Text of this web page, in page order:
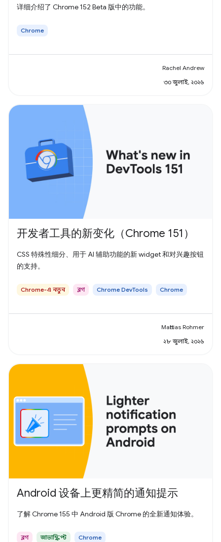
详细介绍了 Chrome 152 Beta 版中的功能。
Chrome
Rachel Andrew
৩০ জুলাই, ২০২৬
开发者工具的新变化（Chrome 151）
CSS 特殊性细分、用于 AI 辅助功能的新 widget 和对兴趣按钮
的支持。
Chrome-এ নতুন ব্লগ Chrome DevTools Chrome
Matthias Rohmer
২৮ জুলাই, ২০২৬
Android 设备上更精简的通知提示
了解 Chrome 155 中 Android 版 Chrome 的全新通知体验。
ব্লগ জাভাস্ক্রিপ্ট Chrome